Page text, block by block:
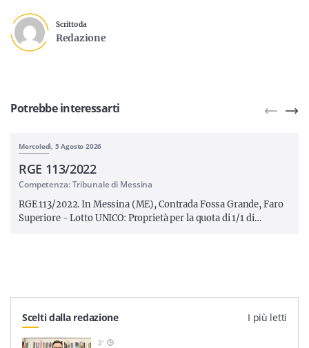
Scritto da
Redazione
Potrebbe interessarti
Mercoledì, 5 Agosto 2026
RGE 113/2022
Competenza: Tribunale di Messina
RGE 113/2022. In Messina (ME), Contrada Fossa Grande, Faro
Superiore - Lotto UNICO: Proprietà per la quota di 1/1 di…
Scelti dalla redazione I più letti
2'